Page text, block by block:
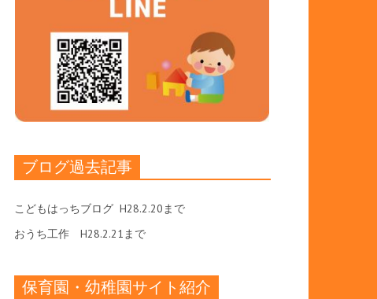
ブログ過去記事
こどもはっちブログ H28.2.20まで
おうち工作 H28.2.21まで
保育園・幼稚園サイト紹介